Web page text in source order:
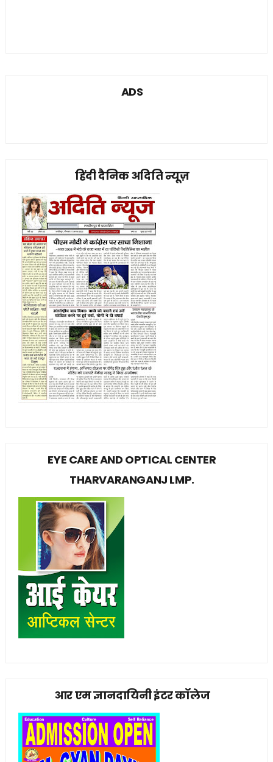
ADS
हिंदी दैनिक अदिति न्यूज़
EYE CARE AND OPTICAL CENTER
THARVARANGANJ LMP.
आर एम ज्ञानदायिनी इंटर कॉलेज